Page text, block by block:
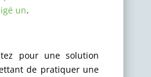
un.
pour une solution
de pratiquer une